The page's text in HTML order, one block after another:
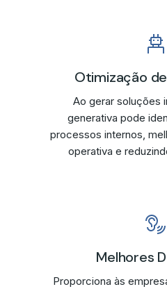
Otimização
Ao gerar soluções
generativa pode
processos internos,
operativa e
Melhores
Proporciona às